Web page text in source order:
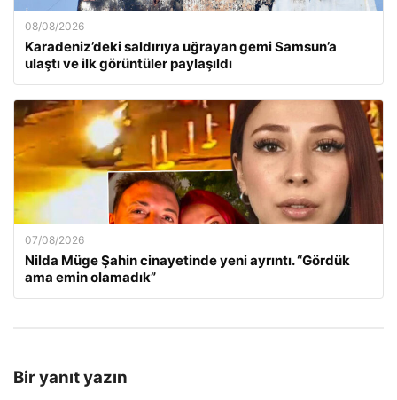
08/08/2026
Karadeniz’deki saldırıya uğrayan gemi Samsun’a
ulaştı ve ilk görüntüler paylaşıldı
07/08/2026
Nilda Müge Şahin cinayetinde yeni ayrıntı. “Gördük
ama emin olamadık”
Bir yanıt yazın